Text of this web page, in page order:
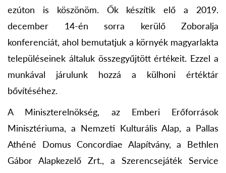
ezúton is köszönöm. Ők készítik elő a 2019.
december 14-én sorra kerülő Zoboralja
konferenciát, ahol bemutatjuk a környék magyarlakta
településeinek általuk összegyűjtött értékeit. Ezzel a
munkával járulunk hozzá a külhoni értéktár
bővítéséhez.
A Miniszterelnökség, az Emberi Erőforrások
Minisztériuma, a Nemzeti Kulturális Alap, a Pallas
Athéné Domus Concordiae Alapítvány, a Bethlen
Gábor Alapkezelő Zrt., a Szerencsejáték Service